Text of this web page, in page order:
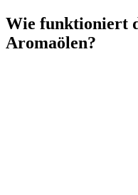
Wie funktioniert
Aromaölen?